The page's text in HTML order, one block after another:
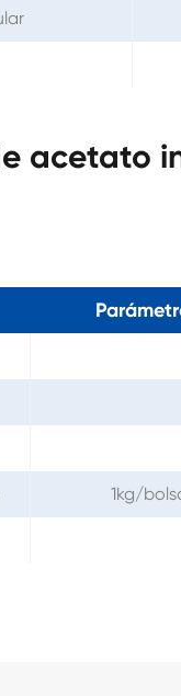
acetato
1kg/